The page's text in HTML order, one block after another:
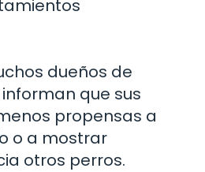
dueños de
que sus
propensas a
o a mostrar
otros perros.